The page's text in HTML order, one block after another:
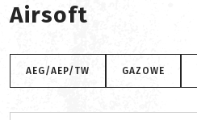
Airsoft
AEG/AEP/TW GAZOWE